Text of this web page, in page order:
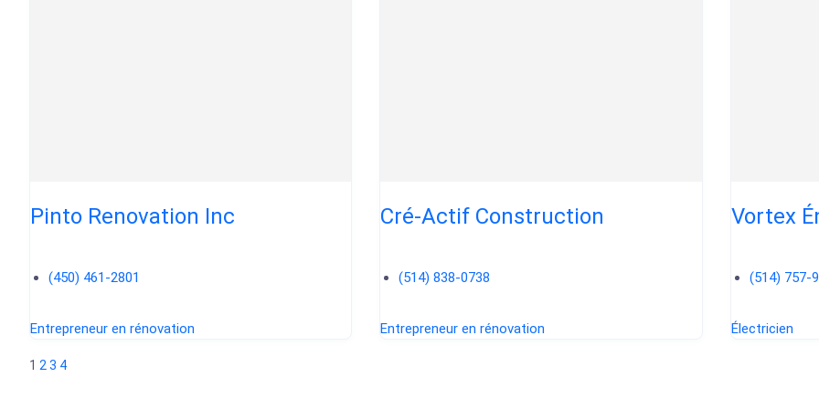
Pinto Renovation Inc
(450) 461-2801
Entrepreneur en rénovation
Cré-Actif Construction
(514) 838-0738
Entrepreneur en rénovation
Vortex
(514) 757-
Électricien
1 23 4